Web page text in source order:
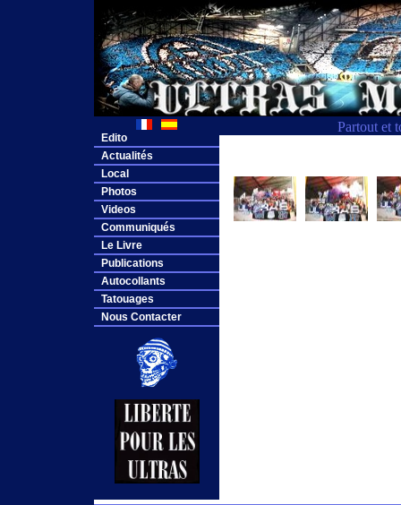
Partout et
Edito
Actualités
Local
Photos
Videos
Communiqués
Le Livre
Publications
Autocollants
Tatouages
Nous Contacter